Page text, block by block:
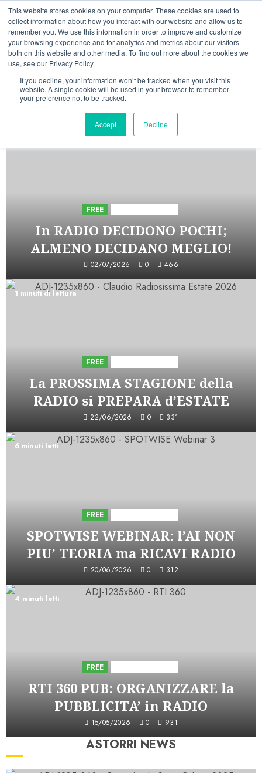
This website stores cookies on your computer. These cookies are used to
collect information about how you interact with our website and allow us to
remember you. We use this information in order to improve and customize
your browsing experience and for analytics and metrics about our visitors
both on this website and other media. To find out more about the cookies we
use, see our Privacy Policy.
If you decline, your information won’t be tracked when you visit this
website. A single cookie will be used in your browser to remember
your preference not to be tracked.
Accept Decline
Vai
contenuto
07/08/2026
LinkedinFacebook
X TelegramWhatsappMastodon
INIZIATIVE ASTORRI
FREE
In RADIO DECIDONO POCHI;
ALMENO DECIDANO MEGLIO!
02/07/2026 0 466
1 minuti di lettura
FREE
La PROSSIMA STAGIONE della
RADIO si PREPARA d’ESTATE
22/06/2026 0 331
6 minuti letti
FREE
SPOTWISE WEBINAR: l’AI NON
PIU’ TEORIA ma RICAVI RADIO
20/06/2026 0 312
4 minuti letti
FREE
RTI 360 PUB: ORGANIZZARE la
PUBBLICITA’ in RADIO
15/05/2026 0 931
ASTORRI NEWS